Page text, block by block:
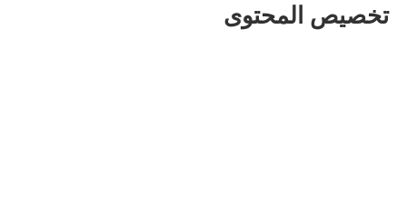
تخصيص المحتوى